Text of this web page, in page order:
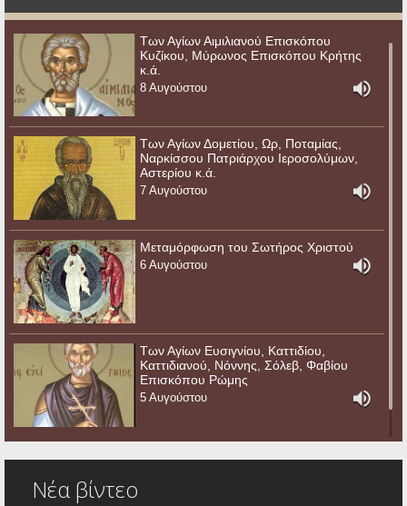
Των Αγίων Αιμιλιανού Επισκόπου
Κυζίκου, Μύρωνος Επισκόπου Κρήτης
κ.ά.
8 Αυγούστου
Των Αγίων Δομετίου, Ωρ, Ποταμίας,
Ναρκίσσου Πατριάρχου Ιεροσολύμων,
Αστερίου κ.ά.
7 Αυγούστου
Μεταμόρφωση του Σωτήρος Χριστού
6 Αυγούστου
Των Αγίων Ευσιγνίου, Καττιδίου,
Καττιδιανού, Νόννης, Σόλεβ, Φαβίου
Επισκόπου Ρώμης
5 Αυγούστου
Νέα βίντεο